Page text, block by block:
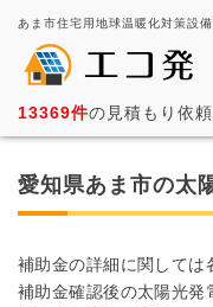
13369件の見積もり依頼
愛知県あま市の太
補助金の詳細に関しては
補助金確認後の太陽光発